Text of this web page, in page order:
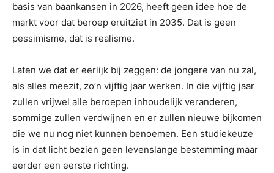
basis van baankansen in 2026, heeft geen idee hoe de
markt voor dat beroep eruitziet in 2035. Dat is geen
pessimisme, dat is realisme.
Laten we dat er eerlijk bij zeggen: de jongere van nu zal,
als alles meezit, zo’n vijftig jaar werken. In die vijftig jaar
zullen vrijwel alle beroepen inhoudelijk veranderen,
sommige zullen verdwijnen en er zullen nieuwe bijkomen
die we nu nog niet kunnen benoemen. Een studiekeuze
is in dat licht bezien geen levenslange bestemming maar
eerder een eerste richting.